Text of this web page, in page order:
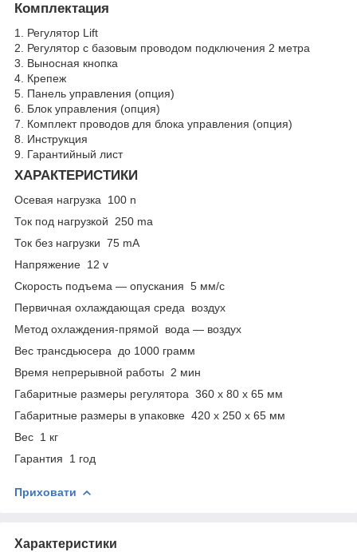
Комплектация
1. Регулятор Lift
2. Регулятор с базовым проводом подключения 2 метра
3. Выносная кнопка
4. Крепеж
5. Панель управления (опция)
6. Блок управления (опция)
7. Комплект проводов для блока управления (опция)
8. Инструкция
9. Гарантийный лист
ХАРАКТЕРИСТИКИ
Осевая нагрузка 100 n
Ток под нагрузкой 250 ma
Ток без нагрузки 75 mA
Напряжение 12 v
Скорость подъема — опускания 5 мм/c
Первичная охлаждающая среда воздух
Метод охлаждения-прямой вода — воздух
Вес трансдьюсера до 1000 грамм
Время непрерывной работы 2 мин
Габаритные размеры регулятора 360 x 80 x 65 мм
Габаритные размеры в упаковке 420 x 250 x 65 мм
Вес 1 кг
Гарантия 1 год
Приховати
Характеристики